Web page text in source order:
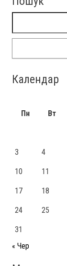
Календар
Пн
Вт
3 4
10 11
17 18
24 25
31
« Чер